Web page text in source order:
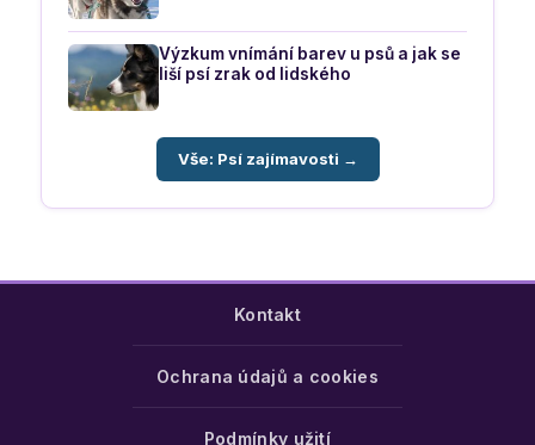
Výzkum vnímání barev u psů a jak se
liší psí zrak od lidského
Vše: Psí zajímavosti →
Kontakt
Ochrana údajů a cookies
Podmínky užití